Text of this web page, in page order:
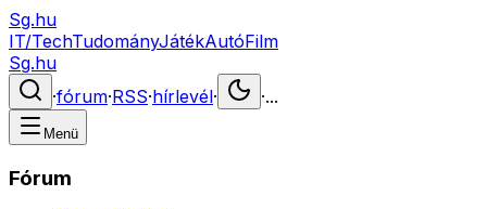
Sg.hu
IT/TechTudományJátékAutóFilm
Sg.hu
·fórum·RSS·hírlevél· ·...
Menü
Fórum